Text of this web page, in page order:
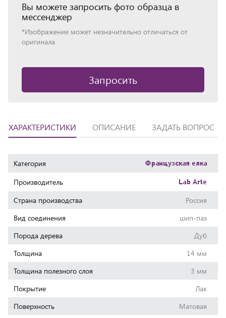
Вы можете запросить фото образца в
мессенджер
*Изображение может незначительно отличаться от
оригинала
Запросить
ХАРАКТЕРИСТИКИ ОПИСАНИЕ ЗАДАТЬ ВОПРОС
Характеристики
Категория Французская елка
Производитель Lab Arte
Страна производства
Россия
Вид соединения
шип-паз
Порода дерева
Дуб
Толщина
14 мм
Толщина полезного слоя
3 мм
Покрытие
Лак
Поверхность
Матовая